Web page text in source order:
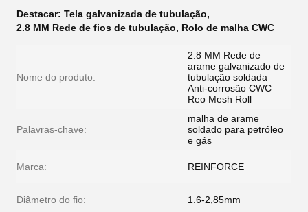
Destacar: Tela galvanizada de tubulação,
2.8 MM Rede de fios de tubulação, Rolo de malha CWC
Nome do produto:
2.8 MM Rede de
arame galvanizado de
tubulação soldada
Anti-corrosão CWC
Reo Mesh Roll
Palavras-chave:
malha de arame
soldado para petróleo
e gás
Marca: REINFORCE
Diâmetro do fio: 1.6-2,85mm